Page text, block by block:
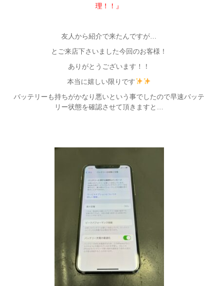
理！！』
友人から紹介で来たんですが…
とご来店下さいました今回のお客様！
ありがとうございます！！
本当に嬉しい限りです
バッテリーも持ちがかなり悪いという事でしたので早速バッテ
リー状態を確認させて頂きますと…